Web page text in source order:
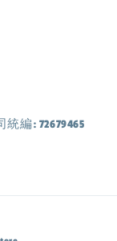
編: 72679465